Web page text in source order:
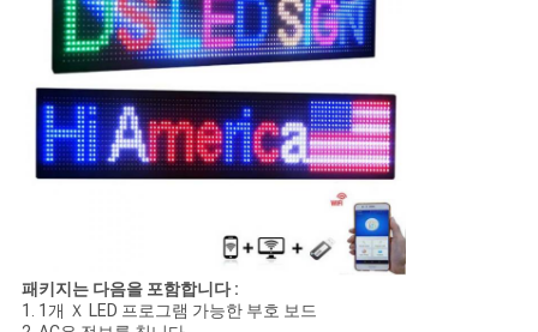
패키지는 다음을 포함합니다 :
1. 1개 Ｘ LED 프로그램 가능한 부호 보드